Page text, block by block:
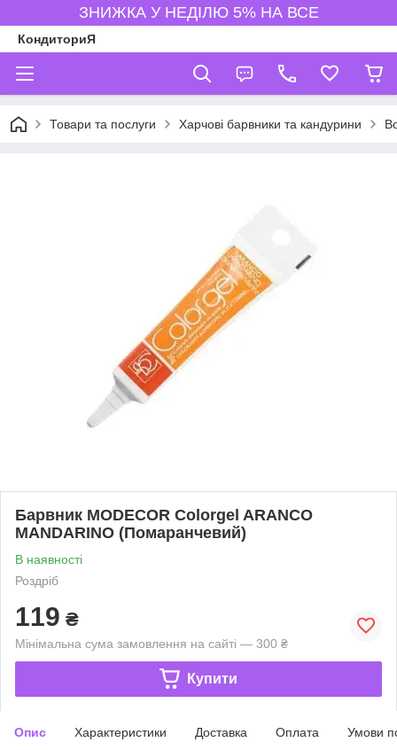
ЗНИЖКА У НЕДІЛЮ 5% НА ВСЕ
КондиториЯ
Товари та послуги Харчові барвники та кандурини
Барвник MODECOR Colorgel ARANCO
MANDARINO (Помаранчевий)
В наявності
Роздріб
119 ₴
Мінімальна сума замовлення на сайті — 300 ₴
Купити
Опис Характеристики Доставка Оплата Умови